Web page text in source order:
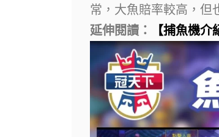
常，大魚賠率較高，但
延伸閱讀：
【捕魚機